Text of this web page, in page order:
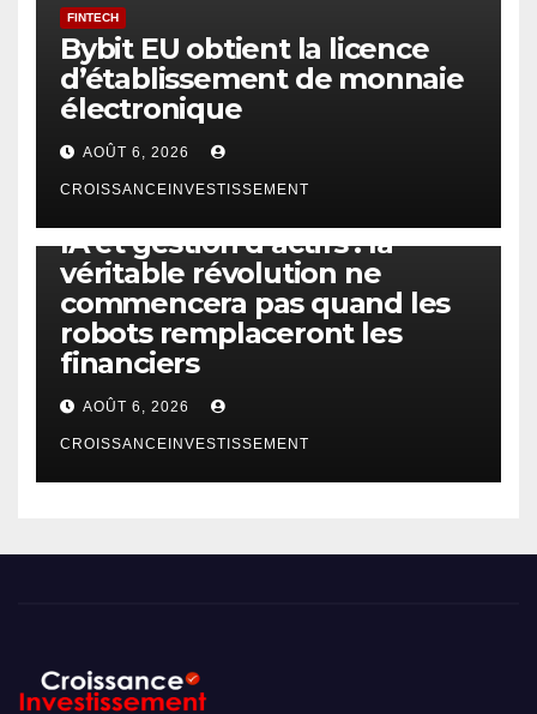
FINTECH
Bybit EU obtient la licence
d’établissement de monnaie
électronique
AOÛT 6, 2026
CROISSANCEINVESTISSEMENT
IA et gestion d’actifs : la
véritable révolution ne
commencera pas quand les
robots remplaceront les
financiers
AOÛT 6, 2026
CROISSANCEINVESTISSEMENT